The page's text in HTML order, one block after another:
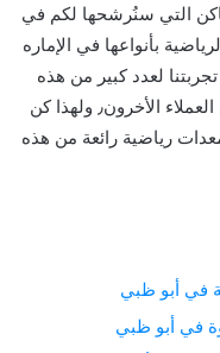
التي سنُرشحها لكم في
بأنواعها في الإماره
لعدد كبير من هذه
المحلات بالإضافة إلى رأي عدد كبير من العملاء الأخرون٫ ولهذا كن
رياضية رائعة من هذه